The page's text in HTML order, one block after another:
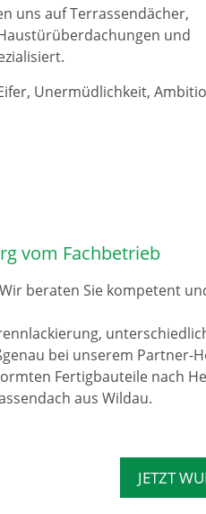
uns auf Terrassendächer,
und
Unermüdlichkeit,
vom Fachbetrieb
beraten Sie kompetent
bei unserem Partner-
Fertigbauteile nach
aus Wildau.
JETZT